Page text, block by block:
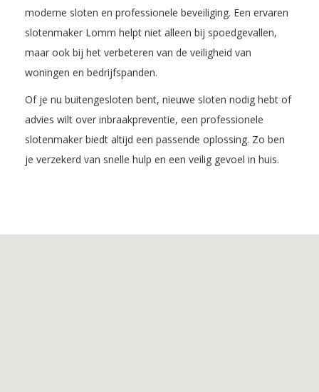
moderne sloten en professionele beveiliging. Een ervaren
slotenmaker Lomm helpt niet alleen bij spoedgevallen,
maar ook bij het verbeteren van de veiligheid van
woningen en bedrijfspanden.
Of je nu buitengesloten bent, nieuwe sloten nodig hebt of
advies wilt over inbraakpreventie, een professionele
slotenmaker biedt altijd een passende oplossing. Zo ben
je verzekerd van snelle hulp en een veilig gevoel in huis.